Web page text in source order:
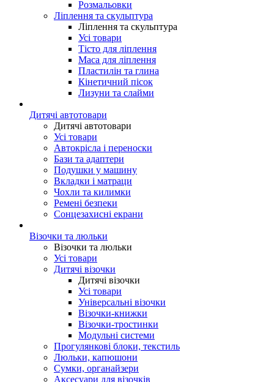
Розмальовки
Ліплення та скульптура
Ліплення та скульптура
Усі товари
Тісто для ліплення
Маса для ліплення
Пластилін та глина
Кінетичний пісок
Лизуни та слайми
Дитячі автотовари
Дитячі автотовари
Усі товари
Автокрісла і переноски
Бази та адаптери
Подушки у машину
Вкладки і матраци
Чохли та килимки
Ремені безпеки
Сонцезахисні екрани
Візочки та люльки
Візочки та люльки
Усі товари
Дитячі візочки
Дитячі візочки
Усі товари
Універсальні візочки
Візочки-книжки
Візочки-тростинки
Модульні системи
Прогулянкові блоки, текстиль
Люльки, капюшони
Сумки, органайзери
Аксесуари для візочків